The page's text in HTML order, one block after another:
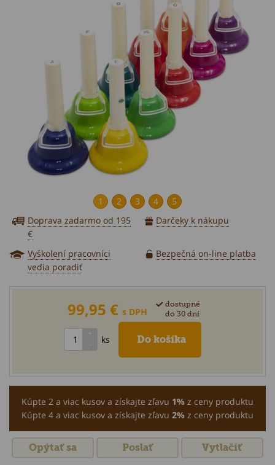
1 2 3 4
5
Doprava zadarmo od 195
€
Darčeky k nákupu
Vyškolení pracovníci
vedia poradiť
Bezpečná on-line platba
99,95 € s DPH
dostupné
do 30 dní
ks
Kúpte 2 a viac kusov a získajte zľavu 1% z ceny produktu
Kúpte 4 a viac kusov a získajte zľavu 2% z ceny produktu
Opýtať sa Poslať Vytlačiť